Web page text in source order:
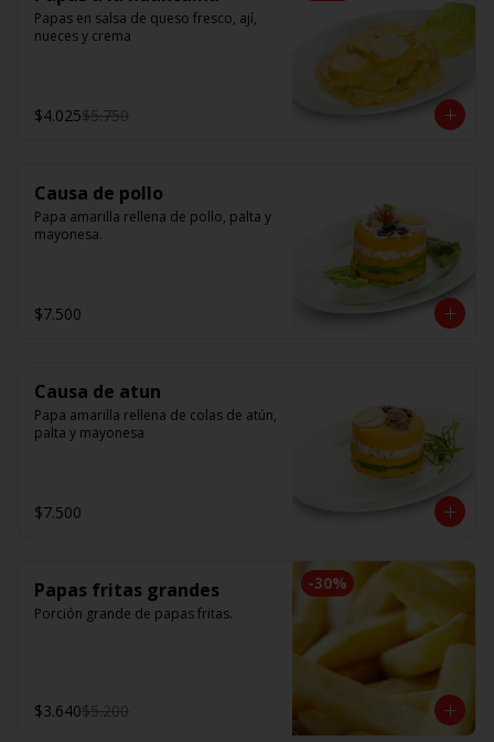
Papas en salsa de queso fresco, ají,
nueces y crema
$4.025$5.750
Causa de pollo
Papa amarilla rellena de pollo, palta y
mayonesa.
$7.500
Causa de atun
Papa amarilla rellena de colas de atún,
palta y mayonesa
$7.500
-30%
Papas fritas grandes
Porción grande de papas fritas.
$3.640$5.200